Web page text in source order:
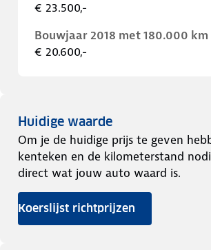
€ 23.500,-
Bouwjaar 2018 met 180.000 km
€ 20.600,-
Huidige waarde
Om je de huidige prijs te geven
kenteken en de kilometerstand
direct wat jouw auto waard is.
Koerslijst richtprijzen